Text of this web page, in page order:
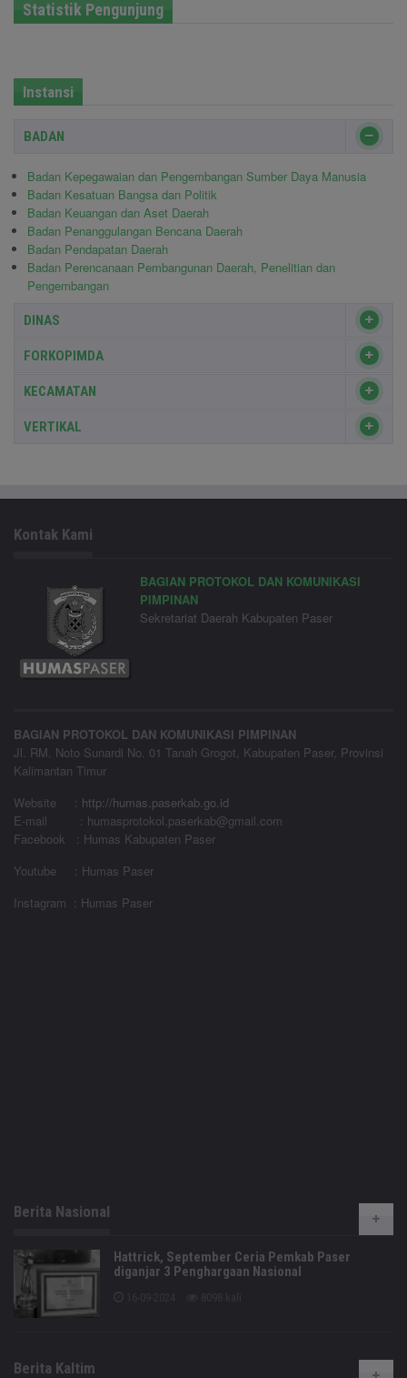
Statistik Pengunjung
Instansi
BADAN
Badan Kepegawaian dan Pengembangan Sumber Daya Manusia
Badan Kesatuan Bangsa dan Politik
Badan Keuangan dan Aset Daerah
Badan Penanggulangan Bencana Daerah
Badan Pendapatan Daerah
Badan Perencanaan Pembangunan Daerah, Penelitian dan
Pengembangan
DINAS
FORKOPIMDA
KECAMATAN
VERTIKAL
Kontak Kami
BAGIAN PROTOKOL DAN KOMUNIKASI
PIMPINAN
Sekretariat Daerah Kabupaten Paser
BAGIAN PROTOKOL DAN KOMUNIKASI PIMPINAN
Jl. RM. Noto Sunardi No. 01 Tanah Grogot, Kabupaten Paser, Provinsi
Kalimantan Timur
Website
: http://humas.paserkab.go.id
E-mail : humasprotokol.paserkab@gmail.com
Facebook : Humas Kabupaten Paser
Youtube : Humas Paser
Instagram : Humas Paser
Berita Nasional
Hattrick, September Ceria Pemkab Paser
diganjar 3 Penghargaan Nasional
Berita Kaltim